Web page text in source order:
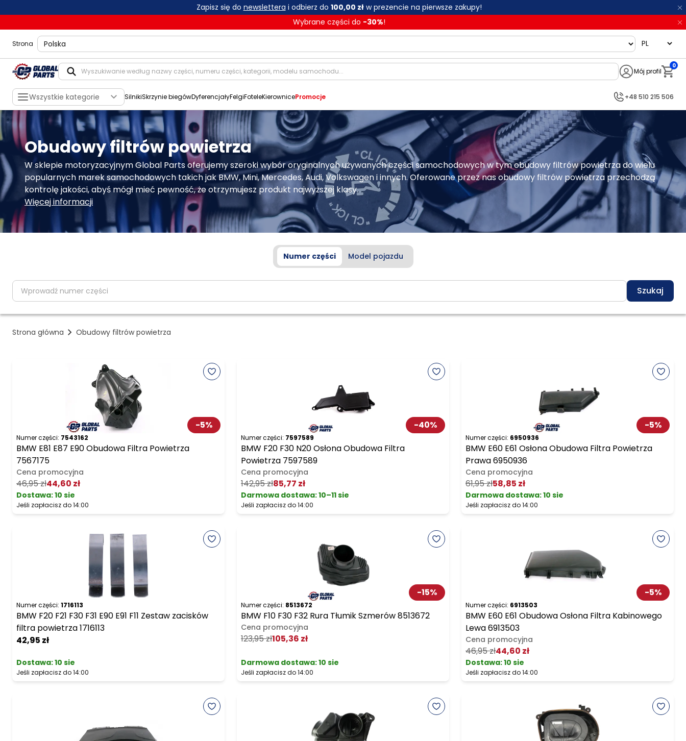
Zapisz się do newslettera i odbierz do 100,00 złw prezencie na pierwsze zakupy!
Wybrane części do -30%!
Strona shippingLocation language
Mój profil
0
Wszystkie kategorie SilnikiSkrzynie biegówDyferencjałyFelgiFoteleKierownicePromocje +48 510 215 506
Obudowy filtrów powietrza
W sklepie motoryzacyjnym Global Parts oferujemy szeroki wybór oryginalnych używanych części samochodowych w tym obudowy filtrów powietrza do wielu
popularnych marek samochodowych takich jak BMW, Mini, Mercedes, Audi, Volkswagen i innych. Oferowane przez nas obudowy filtrów powietrza przechodzą
kontrolę jakości, abyś mógł mieć pewność, że otrzymujesz produkt najwyższej klasy.
Więcej informacji
Numer części Model pojazdu
partNumber Szukaj
Strona główna Obudowy filtrów powietrza
-5%
Numer części: 7543162
BMW E81 E87 E90 Obudowa Filtra Powietrza
7567175
Cena promocyjna
46,95 zł44,60 zł
Dostawa:10 sie
Jeśli zapłacisz do 14:00
-40%
Numer części: 7597589
BMW F20 F30 N20 Osłona Obudowa Filtra
Powietrza 7597589
Cena promocyjna
142,95 zł85,77 zł
Darmowa dostawa:10–11 sie
Jeśli zapłacisz do 14:00
-5%
Numer części: 6950936
BMW E60 E61 Osłona Obudowa Filtra Powietrza
Prawa 6950936
Cena promocyjna
61,95 zł58,85 zł
Darmowa dostawa:10 sie
Jeśli zapłacisz do 14:00
Numer części: 1716113
BMW F20 F21 F30 F31 E90 E91 F11 Zestaw zacisków
filtra powietrza 1716113
42,95 zł
Dostawa:10 sie
Jeśli zapłacisz do 14:00
-15%
Numer części: 8513672
BMW F10 F30 F32 Rura Tłumik Szmerów 8513672
Cena promocyjna
123,95 zł105,36 zł
Darmowa dostawa:10 sie
Jeśli zapłacisz do 14:00
-5%
Numer części: 6913503
BMW E60 E61 Obudowa Osłona Filtra Kabinowego
Lewa 6913503
Cena promocyjna
46,95 zł44,60 zł
Dostawa:10 sie
Jeśli zapłacisz do 14:00